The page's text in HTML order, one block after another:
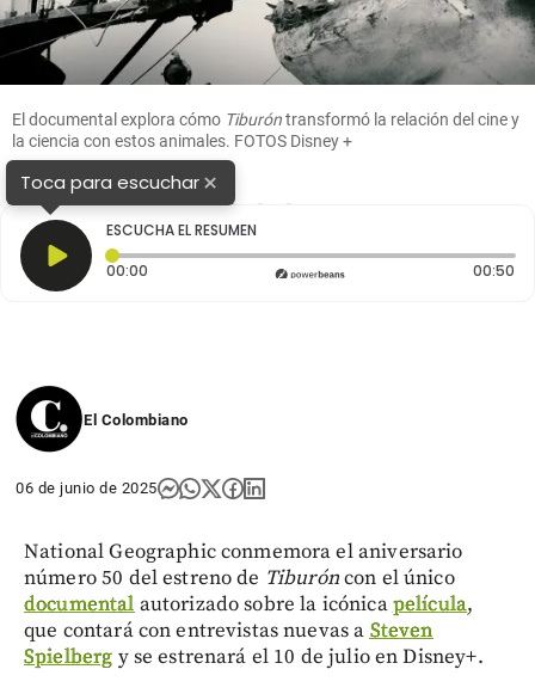
El documental explora cómo Tiburóntransformó la relación del cine y
la ciencia con estos animales. FOTOS Disney +
Toca para escuchar×
ESCUCHA EL RESUMEN
00:00 Tiempo transcurrido: 0 segundos 00:50
El Colombiano
06 de junio de 2025
National Geographic conmemora el aniversario
número 50 del estreno de Tiburóncon el único
documental autorizado sobre la icónicapelícula,
que contará con entrevistas nuevas a Steven
Spielberg y se estrenará el 10 de julio en Disney+.